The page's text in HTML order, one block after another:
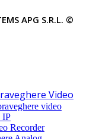
APG S.R.L. ©
Video
video
IP
Recorder